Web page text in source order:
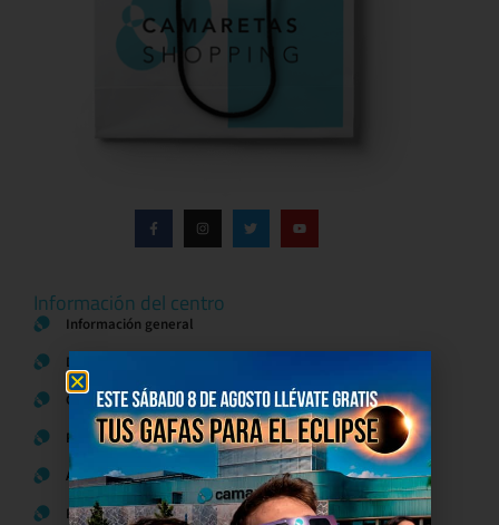
Información del centro
Información general
Directorio de tiendas y Planos
Contacto
Política de Privacidad
Aviso Legal
Política de Cookies